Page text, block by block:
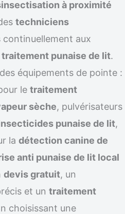
à proximité
techniciens
continuellement aux
traitement punaise de lit.
équipements de pointe :
le traitement
sèche, pulvérisateurs
punaise de lit,
la détection canine de
anti punaise de lit local
devis gratuit, un
et un traitement
choisissant une